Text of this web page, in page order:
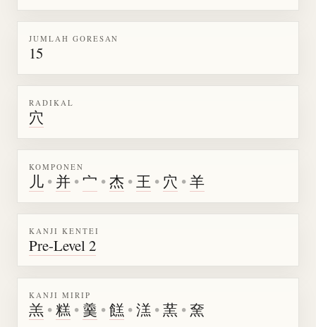
JUMLAH GORESAN
15
RADIKAL
穴
KOMPONEN
儿 • 并 •宀 •杰 •王 • 穴 •羊
KANJI KENTEI
Pre-Level 2
KANJI MIRIP
羔 •糕 • 羹 •餻 •溔 •蓔 • 㚠